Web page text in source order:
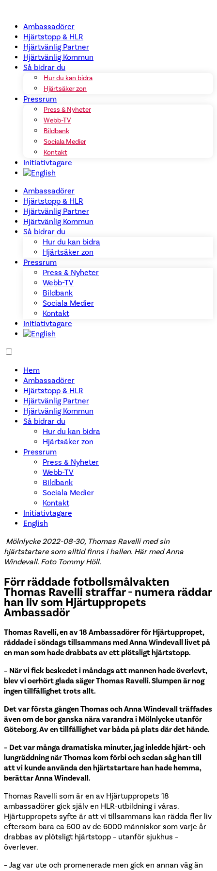
innehållAmbassadörer
Hjärtstopp & HLR
Hjärtvänlig Partner
Hjärtvänlig Kommun
Så bidrar du
Hur du kan bidra
Hjärtsäker zon
Pressrum
Press & Nyheter
Webb-TV
Bildbank
Sociala Medier
Kontakt
Initiativtagare
Ambassadörer
Hjärtstopp & HLR
Hjärtvänlig Partner
Hjärtvänlig Kommun
Så bidrar du
Hur du kan bidra
Hjärtsäker zon
Pressrum
Press & Nyheter
Webb-TV
Bildbank
Sociala Medier
Kontakt
Initiativtagare
Hem
Ambassadörer
Hjärtstopp & HLR
Hjärtvänlig Partner
Hjärtvänlig Kommun
Så bidrar du
Hur du kan bidra
Hjärtsäker zon
Pressrum
Press & Nyheter
Webb-TV
Bildbank
Sociala Medier
Kontakt
Initiativtagare
English
Mölnlycke 2022-08-30, Thomas Ravelli med sin
hjärtstartare som alltid finns i hallen. Här med Anna
Windevall. Foto TommyHöll.
Förr räddade fotbollsmålvakten
Thomas Ravelli straffar - numera räddar
han liv som Hjärtuppropets
Ambassadör
Thomas Ravelli, en av 18 Ambassadörer för Hjärtuppropet,
räddade i söndags tillsammans med Anna Windevall livet på
en man som hade drabbats av ett plötsligt hjärtstopp.
– När vi fick beskedet i måndags att mannen hade överlevt,
blev vi oerhört glada säger Thomas Ravelli. Slumpen är nog
ingen tillfällighet trots allt.
Det var första gången Thomas och Anna Windevall träffades
även om de bor ganska nära varandra i Mölnlycke utanför
Göteborg. Av en tillfällighet var båda på plats där det hände.
– Det var många dramatiska minuter, jag inledde hjärt- och
lungräddning när Thomas kom förbi och sedan såg han till
att vi kunde använda den hjärtstartare han hade hemma,
berättar Anna Windevall.
Thomas Ravelli som är en av Hjärtuppropets 18
ambassadörer gick själv en HLR-utbildning i våras.
Hjärtuppropets syfte är att vi tillsammans kan rädda fler liv
eftersom bara ca 600 av de 6000 människor som varje år
drabbas av plötsligt hjärtstopp – utanför sjukhus –
överlever.
– Jag var ute och promenerade men gick en annan väg än